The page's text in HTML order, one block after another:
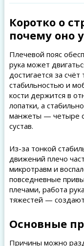
Коротко о
почему оно
Плечевой пояс
рука может
достигается за
стабильностью и
кости держится в
лопатки, а
манжеты — четыре
сустав.
Из-за тонкой
движений плечо
микротравм и
повседневные
плечами, работа
тяжестей —
Основные
Причины можно